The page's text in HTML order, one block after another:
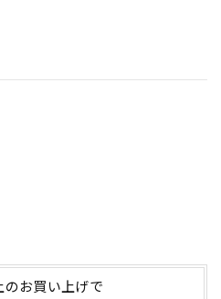
のお買い上げで